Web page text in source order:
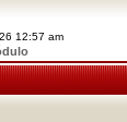
12:57 am